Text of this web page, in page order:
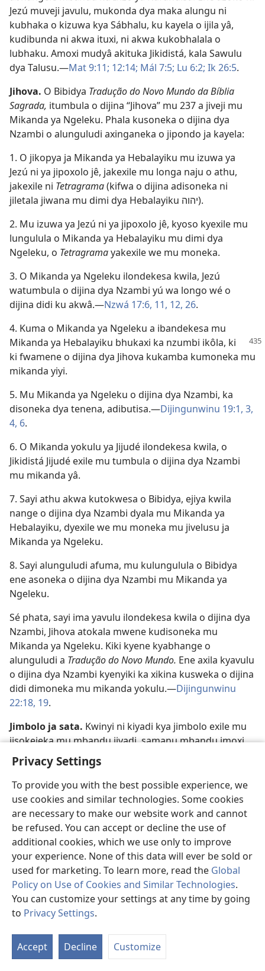
Privacy Settings
To provide you with the best possible experience, we
use cookies and similar technologies. Some cookies
are necessary to make our website work and cannot
be refused. You can accept or decline the use of
additional cookies, which we use only to improve
your experience. None of this data will ever be sold or
used for marketing. To learn more, read the Global
Policy on Use of Cookies and Similar Technologies.
You can customize your settings at any time by going
to Privacy Settings.
Accept Decline Customize
Jezú muveji javulu, mukonda dya maka alungu ni
kubhaka o kizuwa kya Sábhalu, ku kayela o ijila yâ,
kudibunda ni akwa ituxi, ni akwa kukobhalala o
lubhaku. Amoxi mudyâ akituka Jikidistá, kala Sawulu
dya Talusu.—Mat 9:11; 12:14; Mál 7:5; Lu 6:2; Ik 26:5.
Jihova. O Bibidya Tradução do Novo Mundo da Bíblia
Sagrada, itumbula o dijina “Jihova” mu 237 a jiveji mu
Mikanda ya Ngeleku. Phala kusoneka o dijina dya
Nzambi o alunguludi axinganeka o jipondo ja kayela:
1. O jikopya ja Mikanda ya Hebalayiku mu izuwa ya
Jezú ni ya jipoxolo jê, jakexile mu longa naju o athu,
jakexile ni Tetragrama(kifwa o dijina adisoneka ni
jiletala jiwana mu dimi dya Hebalayiku יהוה).
2. Mu izuwa ya Jezú ni ya jipoxolo jê, kyoso kyexile mu
lungulula o Mikanda ya Hebalayiku mu dimi dya
Ngeleku, o Tetragramayakexile we mu moneka.
3. O Mikanda ya Ngeleku ilondekesa kwila, Jezú
watumbula o dijina dya Nzambi yú wa longo wé o
dijina didi ku akwâ.—Nzwá 17:6, 11, 12, 26.
4. Kuma o Mikanda ya Ngeleku a ibandekesa mu
Mikanda ya Hebalayiku bhukaxi ka nzumbi ikôla, ki
ki fwamene o dijina dya Jihova kukamba kumoneka mu
mikanda yiyi.
5. Mu Mikanda ya Ngeleku o dijina dya Nzambi, ka
disoneka dya tenena, adibutisa.—Dijingunwinu 19:1, 3,
4, 6.
6. O Mikanda yokulu ya Jijudé ilondekesa kwila, o
Jikidistá Jijudé exile mu tumbula o dijina dya Nzambi
mu mikanda yâ.
7. Sayi athu akwa kutokwesa o Bibidya, ejiya kwila
nange o dijina dya Nzambi dyala mu Mikanda ya
Hebalayiku, dyexile we mu moneka mu jivelusu ja
Mikanda ya Ngeleku.
8. Sayi alunguludi afuma, mu kulungulula o Bibidya
ene asoneka o dijina dya Nzambi mu Mikanda ya
Ngeleku.
Sé phata, sayi ima yavulu ilondekesa kwila o dijina dya
Nzambi, Jihova atokala mwene kudisoneka mu
Mikanda ya Ngeleku. Kiki kyene kyabhange o
alunguludi a Tradução do Novo Mundo. Ene axila kyavulu
o dijina dya Nzambi kyenyiki ka xikina kusweka o dijina
didi dimoneka mu mikanda yokulu.—Dijingunwinu
22:18, 19.
Jimbolo ja sata. Kwinyi ni kiyadi kya jimbolo exile mu
jisokejeka mu mbandu jiyadi, samanu mbandu imoxi,
samanu mu mbandu ya mukwa mu Kididi Kikôla kya
balaka ni kya tembulu. Exile mu jixana we ‘jimbolo ja
minôno,’ mba “jimbolo ja sata.” Mu Jisabhalu joso o
jimbolo jiji exile mu ji bhinganesa ni jimbolo ja ubhe,
phala ku jisatela kwa Nzambi. O akunji ene ngó exile
mudya o jimbolo jexile mu katula mu Kididi Kikôla.—
2Mal 2:4;Ma 25:30; Ij 24:5-9;Mat 12:4;Jih 9:2.
Jimesene ja kulonga o Kijila. Athu exile mu soneka o
Mikanda ya Hebalayiku. Mu izuwa ya Jezú, o kizwelu
kiki exile mu kitumbula phala kulombolola o kibuka
kya mayala a dilongele o Kijila kya Mozé. Ene a
zukutisile Jezú.—Ej 7:6;
Jingela ja kalatódyu
O jingela jiji jakexile mukala mu
jihota ja kalatódyu.— Ij 8:15;1Ji 2:28;